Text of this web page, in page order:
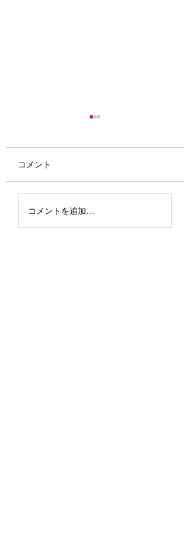
2026.6.27-28 敦賀遠征
コメント
コメントを追加…